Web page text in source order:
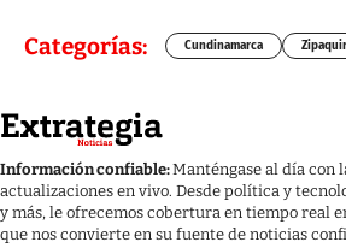
Categorías: Cundinamarca
Información confiable:Manténgase al día con
actualizaciones en vivo. Desde política y
y más, le ofrecemos cobertura en tiempo real
que nos convierte en su fuente de noticias